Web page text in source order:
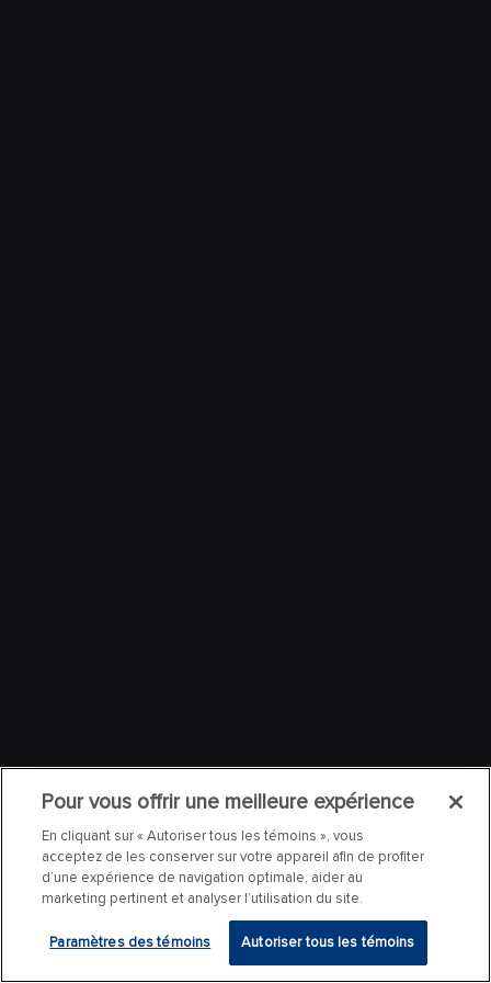
Pour vous offrir une meilleure expérience
En cliquant sur « Autoriser tous les témoins », vous
acceptez de les conserver sur votre appareil afin de profiter
d’une expérience de navigation optimale, aider au
marketing pertinent et analyser l’utilisation du site.
Paramètres des témoins Autoriser tous les témoins